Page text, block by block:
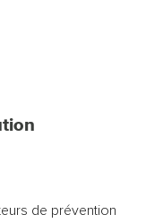
de prévention